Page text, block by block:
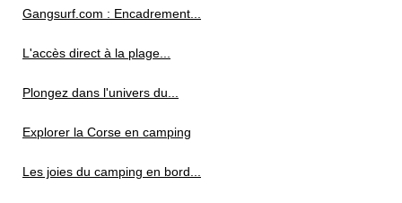
Gangsurf.com : Encadrement...
L'accès direct à la plage...
Plongez dans l'univers du...
Explorer la Corse en camping
Les joies du camping en bord...